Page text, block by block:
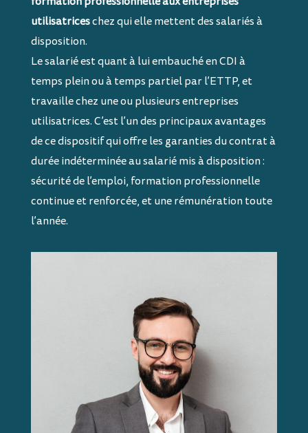
utilisatriceschez qui elle mettent des salariés à
disposition.
Le salarié est quant à lui embauché en CDI à
temps plein ou à temps partiel par l’ETTP, et
travaille chez une ou plusieurs entreprises
utilisatrices. C’est l’un des principaux avantages
de ce dispositif qui offre les garanties du contrat à
durée indéterminée au salarié mis à disposition :
sécurité de l’emploi, formation professionnelle
continue et renforcée, et une rémunération toute
l’année.